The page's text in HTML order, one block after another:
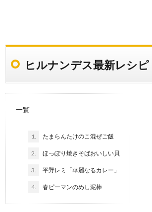
ヒルナンデス最新レシピ
一覧
1. たまらんたけのこ混ぜご飯
2. ほっぽり焼きそばおいしい貝
3. 平野レミ「華麗なるカレー」
4. 春ピーマンのめし泥棒